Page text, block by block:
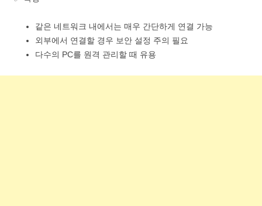
같은 네트워크 내에서는 매우 간단하게 연결 가능
외부에서 연결할 경우 보안 설정 주의 필요
다수의 PC를 원격 관리할 때 유용